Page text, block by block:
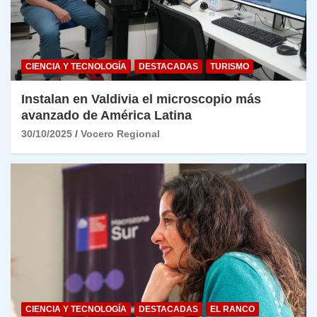
CIENCIA Y TECNOLOGÍA DESTACADAS TURISMO
Instalan en Valdivia el microscopio más
avanzado de América Latina
30/10/2025 Vocero Regional
CIENCIA Y TECNOLOGÍA DESTACADAS EL RANCO